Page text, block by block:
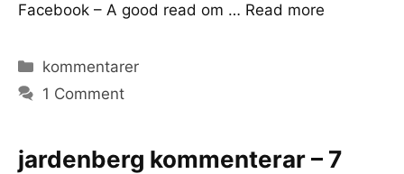
Facebook – A good read om … Read more
Categories
kommentarer
1 Comment
jardenberg kommenterar – 7